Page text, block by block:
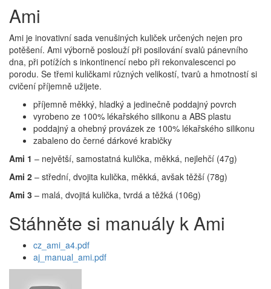
Ami
Ami je inovativní sada venušiných kuliček určených nejen pro
potěšení. Ami výborně poslouží při posilování svalů pánevního
dna, při potížích s inkontinencí nebo při rekonvalescenci po
porodu. Se třemi kuličkami různých velikostí, tvarů a hmotností si
cvičení příjemně užijete.
příjemně měkký, hladký a jedinečně poddajný povrch
vyrobeno ze 100% lékařského silikonu a ABS plastu
poddajný a ohebný provázek ze 100% lékařského silikonu
zabaleno do černé dárkové krabičky
Ami 1 – největší, samostatná kulička, měkká, nejlehčí (47g)
Ami 2 – střední, dvojita kulička, měkká, avšak těžší (78g)
Ami 3 – malá, dvojitá kulička, tvrdá a těžká (106g)
Stáhněte si manuály k Ami
cz_ami_a4.pdf
aj_manual_ami.pdf